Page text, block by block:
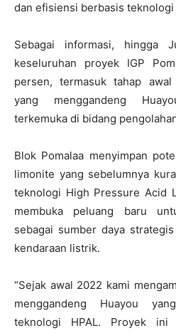
dan efisiensi berbasis teknologi
Sebagai informasi, hingga
keseluruhan proyek IGP
persen, termasuk tahap
yang menggandeng
terkemuka di bidang
Blok Pomalaa menyimpan
limonite yang sebelumnya
teknologi High Pressure Acid
membuka peluang baru
sebagai sumber daya
kendaraan listrik.
“Sejak awal 2022 kami
menggandeng Huayou
teknologi HPAL. Proyek ini